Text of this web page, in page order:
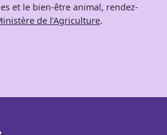
et le bien-être animal, rendez-
de l’Agriculture.